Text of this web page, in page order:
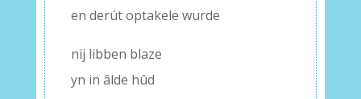
en derút optakele wurde
nij libben blaze
yn in âlde hûd